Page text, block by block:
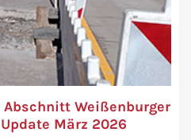
Weißenburger
März 2026